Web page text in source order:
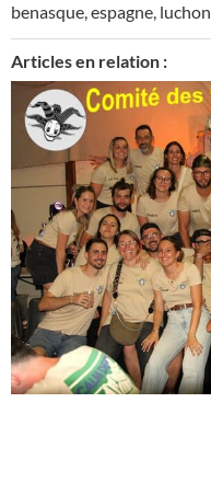
benasque,espagne, luchon
Articles en relation :